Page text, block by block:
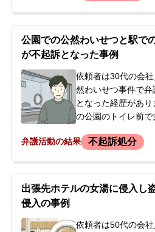
したい旨と弁護士を
たため、警察沙汰に
避けたいと考え、当
ました。
公園での公然わいせつと駅で
が不起訴となった事例
依頼者は30代の会
然わいせつ事件で
となった経歴があ
の公園のトイレ前で
警察から弁護士に接
の後の捜査で、駅構
ート内をスマート
弁護活動の結果 不起訴処分
出張先ホテルの女湯に侵入し
侵入の事例
依頼者は50代の会